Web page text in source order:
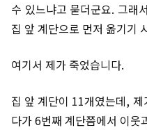
수 있느냐고 묻더군요. 그래
집 앞 계단으로 먼저 옮기기
여기서 제가 죽었습니다.
집 앞 계단이 11개였는데,
다가 6번째 계단쯤에서 이웃